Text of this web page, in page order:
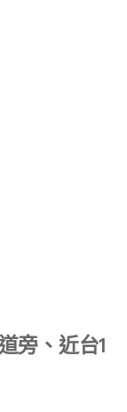
旁、近台1